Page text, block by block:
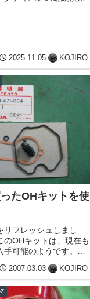
2025.11.05 KOJIRO
たOHキットを使
リフレッシュしまし
のOHキットは、現在も
手可能のようです。そ
ーターのOリングも交
ターをエンジンにセ取
当時の元気な排気音
な。
2007.03.03 KOJIRO